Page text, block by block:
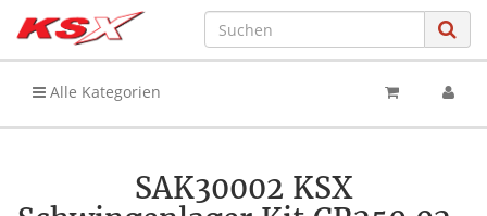
Alle Kategorien
SAK30002 KSX